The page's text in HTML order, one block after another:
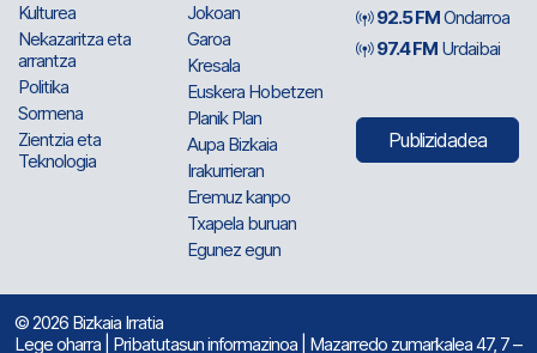
Kulturea
Nekazaritza eta
arrantza
Politika
Sormena
Zientzia eta
Teknologia
Jokoan
Garoa
Kresala
Euskera Hobetzen
Planik Plan
Aupa Bizkaia
Irakurrieran
Eremuz kanpo
Txapela buruan
Egunez egun
92.5 FMOndarroa
97.4 FM Urdaibai
Publizidadea
© 2026 Bizkaia Irratia
Lege oharra Pribatutasun informazinoa | Mazarredo zumarkalea 47, 7 –